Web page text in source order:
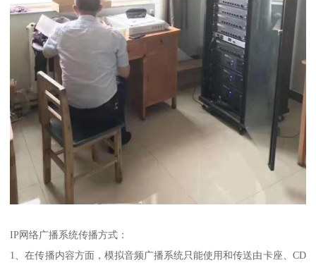
IP网络广播系统传播方式：
1、在传播内容方面，模拟音频广播系统只能使用和传送由卡座、CD